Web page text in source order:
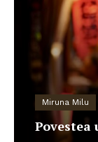
Miruna Milu
Povestea